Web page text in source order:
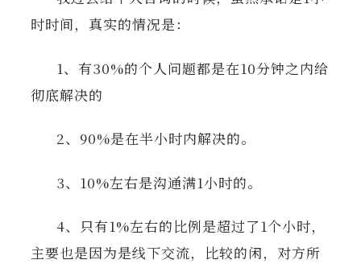
时时间，真实的情况是：
1、有30%的个人问题都是在10分钟之内给
彻底解决的
2、90%是在半小时内解决的。
3、10%左右是沟通满1小时的。
4、只有1%左右的比例是超过了1个小时，
主要也是因为是线下交流，比较的闲，对方所